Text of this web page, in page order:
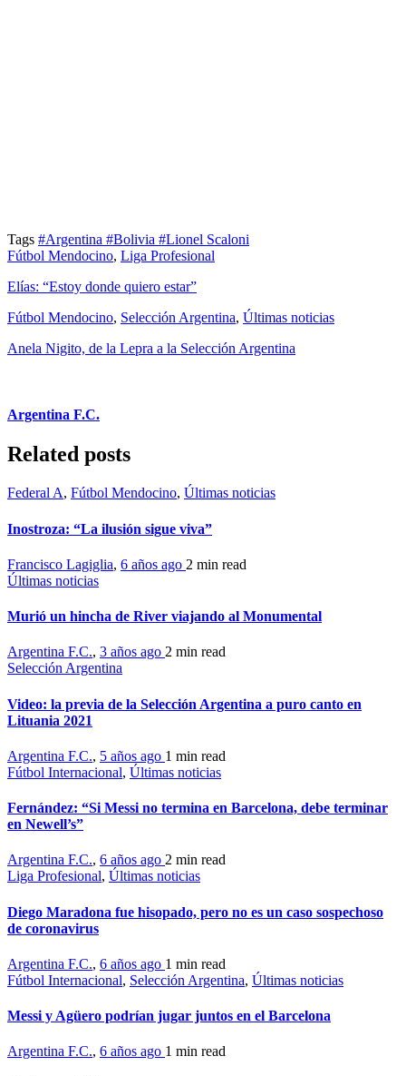
Tags #Argentina #Bolivia #Lionel Scaloni
Fútbol Mendocino, Liga Profesional
Elías: “Estoy donde quiero estar”
Fútbol Mendocino, Selección Argentina, Últimas noticias
Anela Nigito, de la Lepra a la Selección Argentina
Argentina F.C.
Related posts
Federal A, Fútbol Mendocino, Últimas noticias
Inostroza: “La ilusión sigue viva”
Francisco Lagiglia, 6 años ago 2 min read
Últimas noticias
Murió un hincha de River viajando al Monumental
Argentina F.C., 3 años ago 2 min read
Selección Argentina
Video: la previa de la Selección Argentina a puro canto en
Lituania 2021
Argentina F.C., 5 años ago 1 min read
Fútbol Internacional, Últimas noticias
Fernández: “Si Messi no termina en Barcelona, debe terminar
en Newell’s”
Argentina F.C., 6 años ago 2 min read
Liga Profesional, Últimas noticias
Diego Maradona fue hisopado, pero no es un caso sospechoso
de coronavirus
Argentina F.C., 6 años ago 1 min read
Fútbol Internacional, Selección Argentina, Últimas noticias
Messi y Agüero podrían jugar juntos en el Barcelona
Argentina F.C., 6 años ago 1 min read